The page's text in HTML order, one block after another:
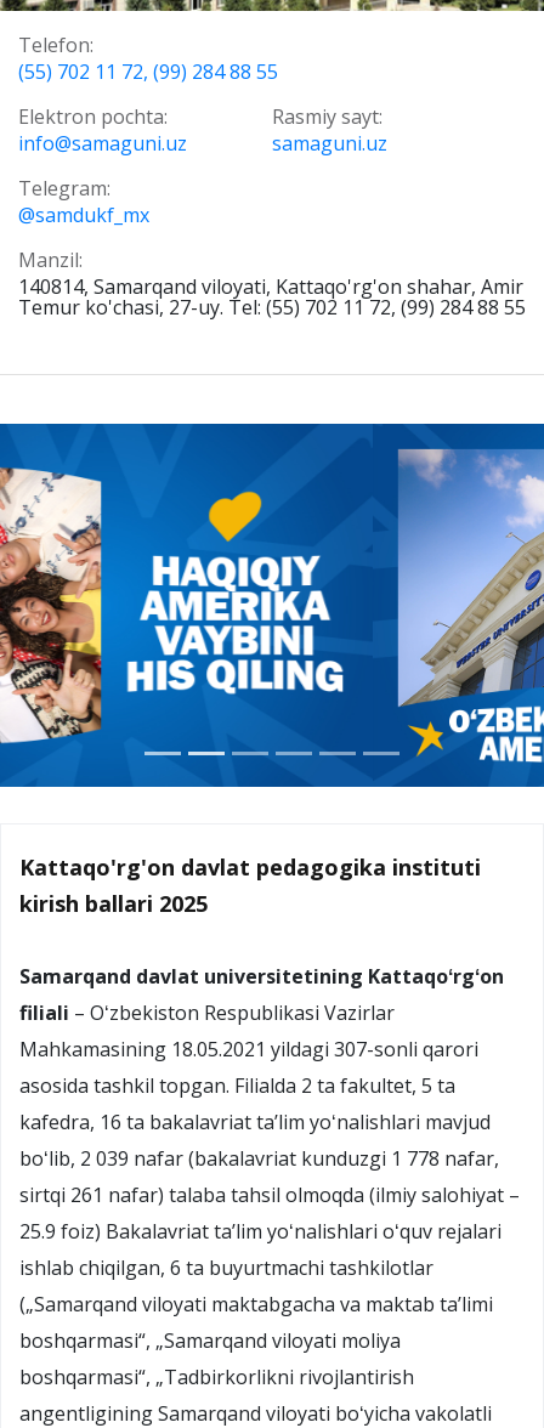
Telefon:
(55) 702 11 72, (99) 284 88 55
Elektron pochta:
info@samaguni.uz
Rasmiy sayt:
samaguni.uz
Telegram:
@samdukf_mx
Manzil:
140814, Samarqand viloyati, Kattaqo'rg'on shahar, Amir
Temur ko'chasi, 27-uy. Tel: (55) 702 11 72, (99) 284 88 55
Kattaqo'rg'on davlat pedagogika instituti
kirish ballari 2025
Samarqand davlat universitetining Kattaqoʻrgʻon
filiali – Oʻzbekiston Respublikasi Vazirlar
Mahkamasining 18.05.2021 yildagi 307-sonli qarori
asosida tashkil topgan. Filialda 2 ta fakultet, 5 ta
kafedra, 16 ta bakalavriat taʼlim yoʻnalishlari mavjud
boʻlib, 2 039 nafar (bakalavriat kunduzgi 1 778 nafar,
sirtqi 261 nafar) talaba tahsil olmoqda (ilmiy salohiyat –
25.9 foiz) Bakalavriat taʼlim yoʻnalishlari oʻquv rejalari
ishlab chiqilgan, 6 ta buyurtmachi tashkilotlar
(„Samarqand viloyati maktabgacha va maktab taʼlimi
boshqarmasi“, „Samarqand viloyati moliya
boshqarmasi“, „Tadbirkorlikni rivojlantirish
angentligining Samarqand viloyati boʻyicha vakolatli